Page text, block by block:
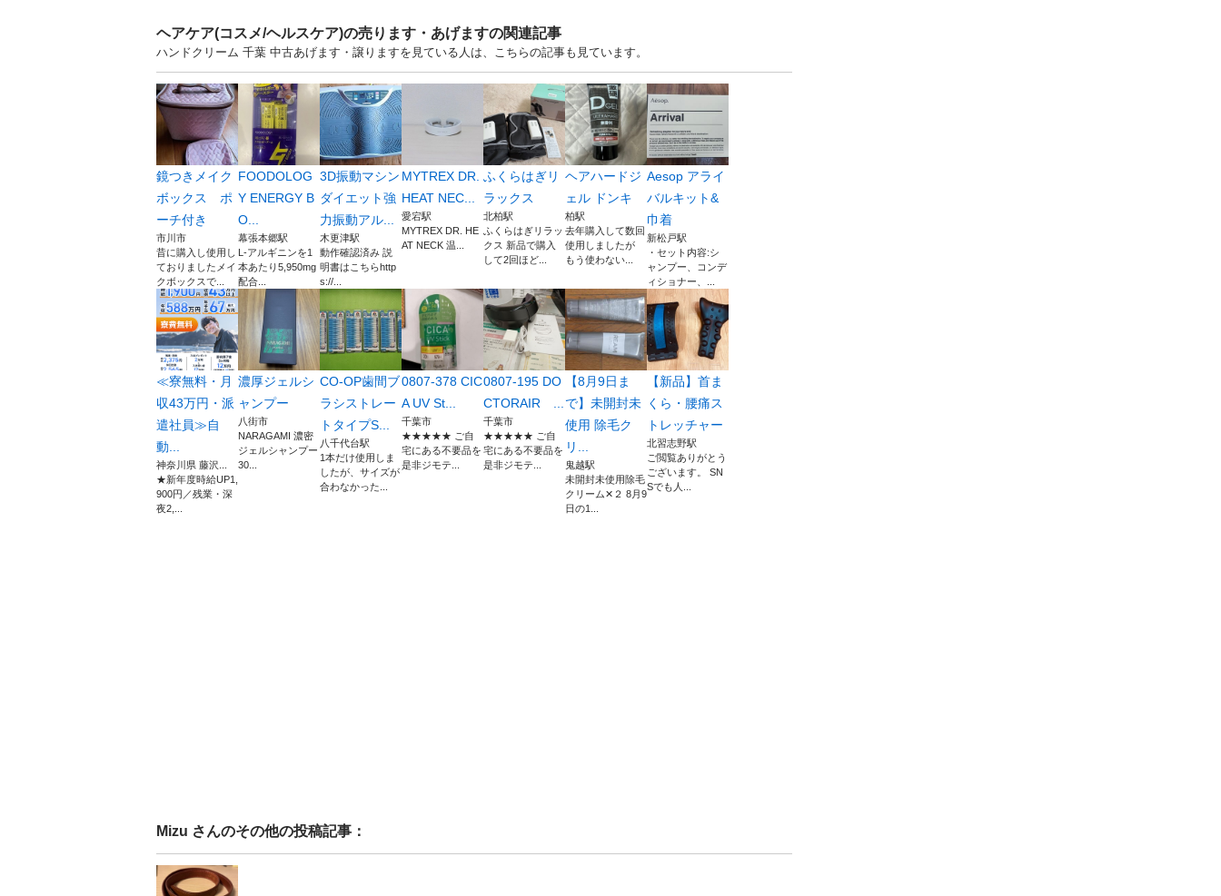
ヘアケア(コスメ/ヘルスケア)の売ります・あげますの関連記事
ハンドクリーム 千葉 中古あげます・譲りますを見ている人は、こちらの記事も見ています。
鏡つきメイク
ボックス ポ
ーチ付き
市川市
昔に購入し使用し
ておりましたメイ
クボックスで...
FOODOLOG
Y ENERGY B
O...
幕張本郷駅
L-アルギニンを1
本あたり5,950mg
配合...
3D振動マシン
ダイエット強
力振動アル...
木更津駅
動作確認済み 説
明書はこちらhttp
s://...
MYTREX DR.
HEAT NEC...
愛宕駅
MYTREX DR. HE
AT NECK 温...
ふくらはぎリ
ラックス
北柏駅
ふくらはぎリラッ
クス 新品で購入
して2回ほど...
ヘアハードジ
ェル ドンキ
柏駅
去年購入して数回
使用しましたが
もう使わない...
Aesop アライ
バルキット&
巾着
新松戸駅
・セット内容:シ
ャンプー、コンデ
ィショナー、...
≪寮無料・月
収43万円・派
遣社員≫自
動...
神奈川県 藤沢...
★新年度時給UP1,
900円／残業・深
夜2,...
濃厚ジェルシ
ャンプー
八街市
NARAGAMI 濃密
ジェルシャンプー
30...
CO-OP歯間ブ
ラシストレー
トタイプS...
八千代台駅
1本だけ使用しま
したが、サイズが
合わなかった...
0807-378 CIC
A UV St...
千葉市
★★★★★ ご自
宅にある不要品を
是非ジモテ...
0807-195 DO
CTORAIR ...
千葉市
★★★★★ ご自
宅にある不要品を
是非ジモテ...
【8月9日ま
で】未開封未
使用 除毛ク
リ...
鬼越駅
未開封未使用除毛
クリーム✕２ 8月9
日の1...
【新品】首ま
くら・腰痛ス
トレッチャー
北習志野駅
ご閲覧ありがとう
ございます。 SN
Sでも人...
Mizu さんのその他の投稿記事：